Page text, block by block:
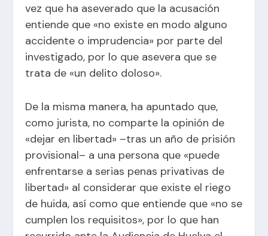
vez que ha aseverado que la acusación
entiende que «no existe en modo alguno
accidente o imprudencia» por parte del
investigado, por lo que asevera que se
trata de «un delito doloso».
De la misma manera, ha apuntado que,
como jurista, no comparte la opinión de
«dejar en libertad» –tras un año de prisión
provisional– a una persona que «puede
enfrentarse a serias penas privativas de
libertad» al considerar que existe el riego
de huida, así como que entiende que «no se
cumplen los requisitos», por lo que han